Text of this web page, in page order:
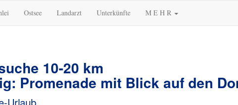
Ostsee Landarzt Unterkünfte M E H R
10-20 km
Promenade mit Blick auf den